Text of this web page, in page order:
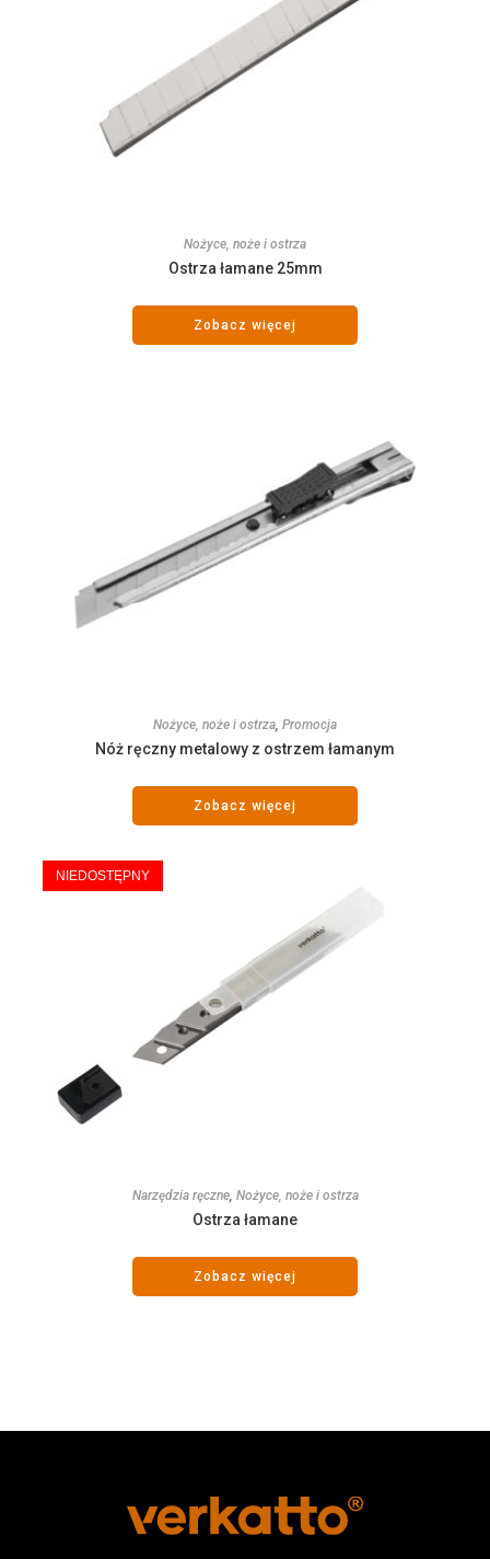
Nożyce, noże i ostrza
Ostrza łamane 25mm
Zobacz więcej
Nożyce, noże i ostrza Promocja
Nóż ręczny metalowy z ostrzem łamanym
Zobacz więcej
NIEDOSTĘPNY
Narzędzia ręczne, Nożyce, noże i ostrza
Ostrza łamane
Zobacz więcej